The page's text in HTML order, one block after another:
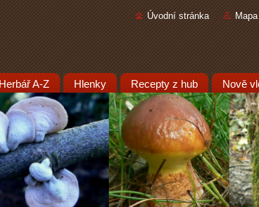
Úvodní stránka
Herbář A-Z Hlenky Recepty z hub Nově